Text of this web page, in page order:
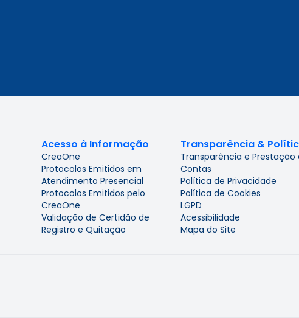
Acesso à Informação
CreaOne
Protocolos Emitidos em
Atendimento Presencial
Protocolos Emitidos pelo
CreaOne
Validação de Certidão de
Registro e Quitação
Transparência &
Transparência e Prestação
Contas
Política de Privacidade
Política de Cookies
LGPD
Acessibilidade
Mapa do Site